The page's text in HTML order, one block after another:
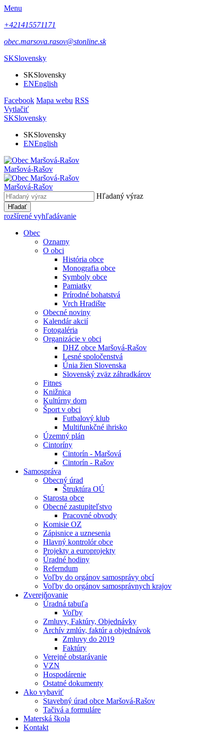
Menu
+421415571171
obec.marsova.rasov@stonline.sk
SKSlovensky
SKSlovensky
ENEnglish
Facebook Mapa webu RSS
Vytlačiť
SKSlovensky
SKSlovensky
ENEnglish
Maršová-Rašov
Maršová-Rašov
Hľadaný výraz
Hľadať
rozšírené vyhľadávanie
Obec
Oznamy
O obci
História obce
Monografia obce
Symboly obce
Pamiatky
Prírodné bohatstvá
Vrch Hradište
Obecné noviny
Kalendár akcií
Fotogaléria
Organizácie v obci
DHZ obce Maršová-Rašov
Lesné spoločenstvá
Únia žien Slovenska
Slovenský zväz záhradkárov
Fitnes
Knižnica
Kultúrny dom
Šport v obci
Futbalový klub
Multifunkčné ihrisko
Územný plán
Cintoríny
Cintorín - Maršová
Cintorín - Rašov
Samospráva
Obecný úrad
Štruktúra OÚ
Starosta obce
Obecné zastupiteľstvo
Pracovné obvody
Komisie OZ
Zápisnice a uznesenia
Hlavný kontrolór obce
Projekty a europrojekty
Úradné hodiny
Referndum
Voľby do orgánov samosprávy obcí
Voľby do orgánov samosprávnych krajov
Zverejňovanie
Úradná tabuľa
Voľby
Zmluvy, Faktúry, Objednávky
Archív zmlúv, faktúr a objednávok
Zmluvy do 2019
Faktúry
Verejné obstarávanie
VZN
Hospodárenie
Ostatné dokumenty
Ako vybaviť
Stavebný úrad obce Maršová-Rašov
Tačivá a formuláre
Materská škola
Kontakt